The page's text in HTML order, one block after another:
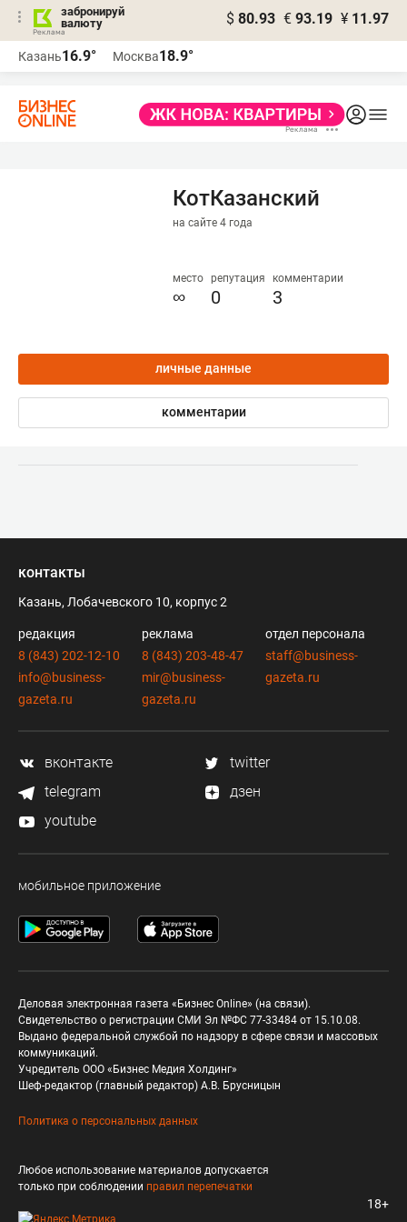
забронируй
валюту
$ 80.93 € 93.19 ¥ 11.97
Казань16.9° Москва18.9°
КотКазанский
на сайте 4 года
место
∞
репутация
0
комментарии
3
личные данные
комментарии
контакты
Казань, Лобачевского 10, корпус 2
редакция
8 (843) 202-12-10
info@business-
gazeta.ru
реклама
8 (843) 203-48-47
mir@business-
gazeta.ru
отдел персонала
staff@business-
gazeta.ru
вконтакте
twitter
telegram
дзен
youtube
мобильное приложение
Деловая электронная газета «Бизнес Online» (на связи).
Свидетельство о регистрации СМИ Эл №ФС 77-33484 от 15.10.08.
Выдано федеральной службой по надзору в сфере связи и массовых
коммуникаций.
Учредитель ООО «Бизнес Медия Холдинг»
Шеф-редактор (главный редактор) А.В. Брусницын
Политика о персональных данных
Любое использование материалов допускается
только при соблюдении правил перепечатки
18+